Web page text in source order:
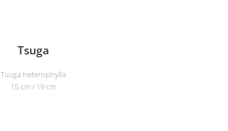
Tsuga
Tsuga heterophylla
15 cm / 19 cm